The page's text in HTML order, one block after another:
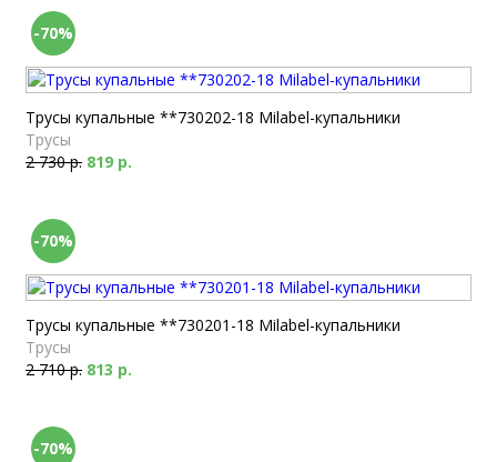
-70%
Трусы купальные **730202-18 Milabel-купальники
Трусы
2 730 р. 819 р.
-70%
Трусы купальные **730201-18 Milabel-купальники
Трусы
2 710 р. 813 р.
-70%